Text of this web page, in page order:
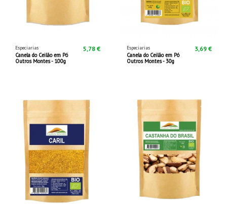
Especiarias
Canela do Ceilão em Pó
Outros Montes - 100g
5,78 € Especiarias
Canela do Ceilão em Pó
Outros Montes - 30g
3,69 €